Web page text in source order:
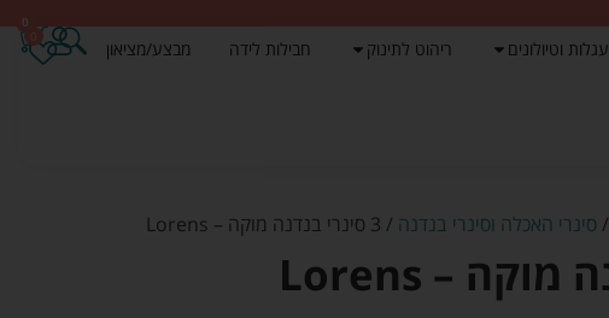
עגלות וטיולונים ריהוט לתינוק חבילות לידה מבצע/מציאון
0
/סינרי האכלה וסינרי בנדנה / 3 סינרי בנדנה מוקה – Lorens